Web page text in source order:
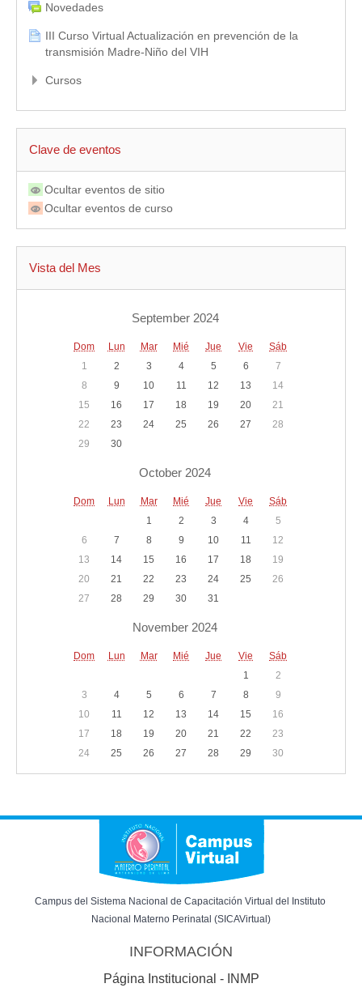
Novedades
III Curso Virtual Actualización en prevención de la
transmisión Madre-Niño del VIH
Cursos
Clave de eventos
Ocultar eventos de sitio
Ocultar eventos de curso
Vista del Mes
September 2024
Dom Lun Mar Mié Jue Vie
Sáb
1
2 3 4 5 6
7
8
9 10 11 12 13
14
15
16 17 18 19 20
21
22
23 24 25 26 27
28
29
30
October 2024
Dom Lun Mar Mié Jue Vie
Sáb
1
2 3 4
5
6
7 8 9 10 11
12
13
14 15 16 17 18
19
20
21 22 23 24 25
26
27
28 29 30 31
November 2024
Dom Lun Mar Mié Jue Vie
Sáb
1
2
3
4 5 6 7 8
9
10
11 12 13 14 15
16
17
18 19 20 21 22
23
24
25 26 27 28 29 30
Campus del Sistema Nacional de Capacitación Virtual del Instituto
Nacional Materno Perinatal (SICAVirtual)
INFORMACIÓN
Página Institucional - INMP